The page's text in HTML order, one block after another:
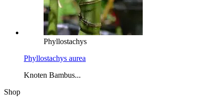
Phyllostachys
Phyllostachys aurea
Knoten Bambus...
Shop